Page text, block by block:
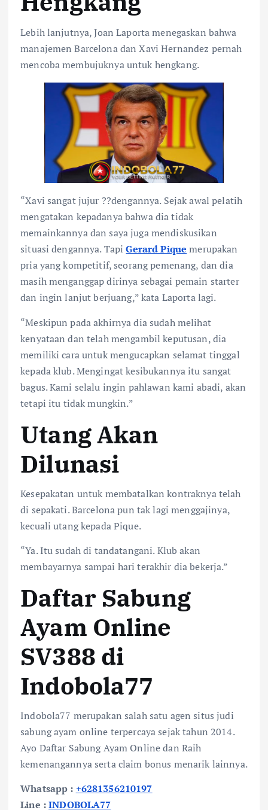
Lebih lanjutnya, Joan Laporta menegaskan bahwa
manajemen Barcelona dan Xavi Hernandez pernah
mencoba membujuknya untuk hengkang.
“Xavi sangat jujur ??dengannya. Sejak awal pelatih
mengatakan kepadanya bahwa dia tidak
memainkannya dan saya juga mendiskusikan
situasi dengannya. TapiGerard Pique merupakan
pria yang kompetitif, seorang pemenang, dan dia
masih menganggap dirinya sebagai pemain starter
dan ingin lanjut berjuang,” kata Laporta lagi.
“Meskipun pada akhirnya dia sudah melihat
kenyataan dan telah mengambil keputusan, dia
memiliki cara untuk mengucapkan selamat tinggal
kepada klub. Mengingat kesibukannya itu sangat
bagus. Kami selalu ingin pahlawan kami abadi, akan
tetapi itu tidak mungkin.”
Utang Akan
Dilunasi
Kesepakatan untuk membatalkan kontraknya telah
di sepakati. Barcelona pun tak lagi menggajinya,
kecuali utang kepada Pique.
“Ya. Itu sudah di tandatangani. Klub akan
membayarnya sampai hari terakhir dia bekerja.”
Daftar Sabung
Ayam Online
SV388 di
Indobola77
Indobola77 merupakan salah satu agen situs judi
sabung ayam online terpercaya sejak tahun 2014.
Ayo Daftar Sabung Ayam Online dan Raih
kemenangannya serta claim bonus menarik lainnya.
Whatsapp : +6281356210197
Line :INDOBOLA77